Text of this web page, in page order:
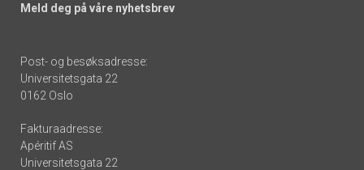
Meld deg på våre nyhetsbrev
Post- og besøksadresse:
Universitetsgata 22
0162 Oslo
Fakturaadresse:
Apéritif AS
Universitetsgata 22